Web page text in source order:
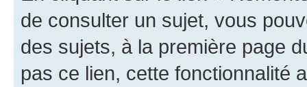
de consulter un sujet, vous
des sujets, à la première page
pas ce lien, cette fonctionnalité